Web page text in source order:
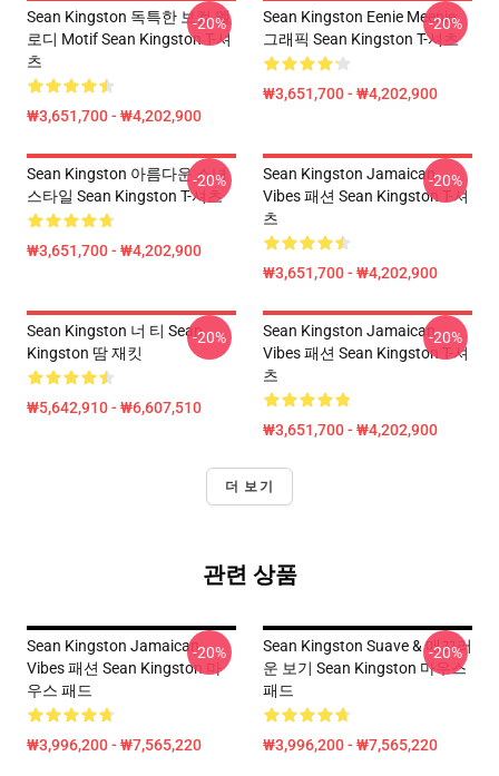
Sean Kingston 독특한 보컬 멜
로디 Motif Sean Kingston T-셔
츠
₩3,651,700 - ₩4,202,900
-20%
Sean Kingston Eenie Meenie
그래픽 Sean Kingston T-셔츠
₩3,651,700 - ₩4,202,900
-20%
Sean Kingston 아름다운 소녀
스타일 Sean Kingston T-셔츠
₩3,651,700 - ₩4,202,900
-20%
Sean Kingston Jamaican
Vibes 패션 Sean Kingston T-셔
츠
₩3,651,700 - ₩4,202,900
-20%
Sean Kingston 너 티 Sean
Kingston 땀 재킷
₩5,642,910 - ₩6,607,510
-20%
Sean Kingston Jamaican
Vibes 패션 Sean Kingston T-셔
츠
₩3,651,700 - ₩4,202,900
-20%
더 보기
관련 상품
Sean Kingston Jamaican
Vibes 패션 Sean Kingston 마
우스 패드
₩3,996,200 - ₩7,565,220
-20%
Sean Kingston Suave & 매끄러
운 보기 Sean Kingston 마우스
패드
₩3,996,200 - ₩7,565,220
-20%